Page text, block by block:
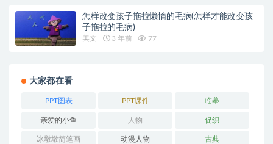
怎样改变孩子拖拉懒惰的毛病(怎样才能改变孩
子拖拉的毛病)
美文 3 年前 77
大家都在看
PPT图表 PPT课件 临摹
亲爱的小鱼 人物 促织
冰墩墩简笔画 动漫人物 古典